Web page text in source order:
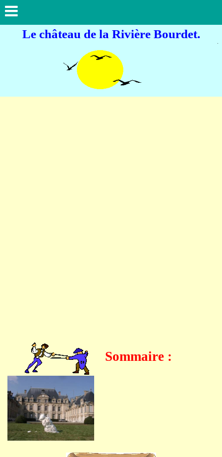
Le château de la Rivière Bourdet.
Sommaire :